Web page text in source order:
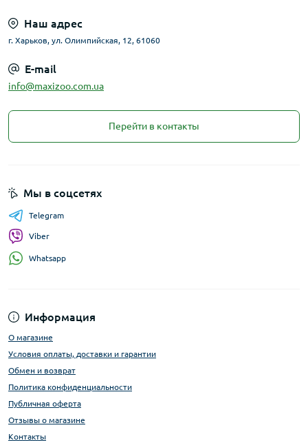
Наш адрес
г. Харьков, ул. Олимпийская, 12, 61060
E-mail
info@maxizoo.com.ua
Перейти в контакты
Информация
О магазине
Условия оплаты, доставки и гарантии
Обмен и возврат
Политика конфиденциальности
Публичная оферта
Отзывы о магазине
Контакты
Мы в соцсетях
Telegram
Viber
Whatsapp